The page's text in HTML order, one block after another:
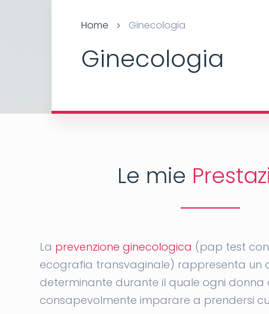
Home Ginecologia
Ginecologia
Le mie
La prevenzione ginecologica (pap test con
ecografia transvaginale) rappresenta un
determinante durante il quale ogni donna
consapevolmente imparare a prendersi